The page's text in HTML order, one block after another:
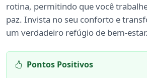
rotina, permitindo que você
paz. Invista no seu conforto e
um verdadeiro refúgio de bem-estar.
Pontos Positivos